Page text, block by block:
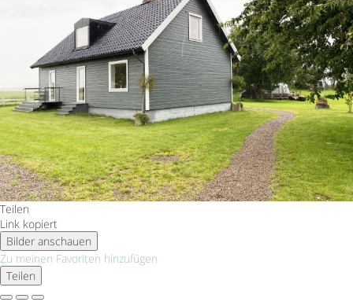
Teilen
Link kopiert
Bilder anschauen
Zu meinen Favoriten hinzufügen
Teilen